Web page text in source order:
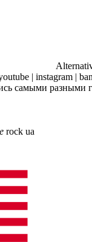
| instagram |
самыми разными
rock ua